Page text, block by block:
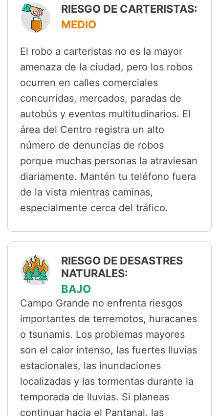
RIESGO DE CARTERISTAS:
MEDIO
El robo a carteristas no es la mayor
amenaza de la ciudad, pero los robos
ocurren en calles comerciales
concurridas, mercados, paradas de
autobús y eventos multitudinarios. El
área del Centro registra un alto
número de denuncias de robos
porque muchas personas la atraviesan
diariamente. Mantén tu teléfono fuera
de la vista mientras caminas,
especialmente cerca del tráfico.
RIESGO DE DESASTRES
NATURALES:
BAJO
Campo Grande no enfrenta riesgos
importantes de terremotos, huracanes
o tsunamis. Los problemas mayores
son el calor intenso, las fuertes lluvias
estacionales, las inundaciones
localizadas y las tormentas durante la
temporada de lluvias. Si planeas
continuar hacia el Pantanal, las